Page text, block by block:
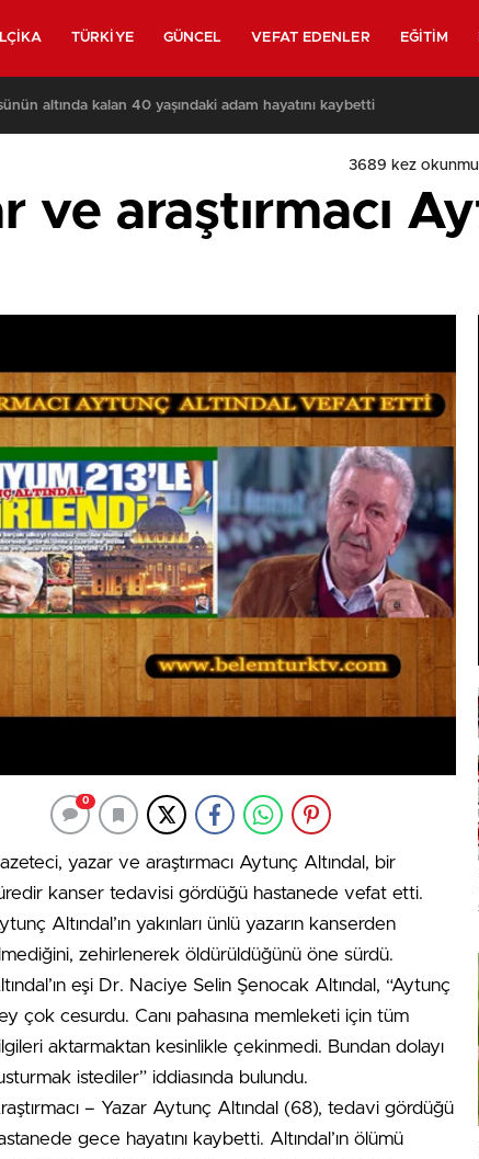
TÜRKIYE GÜNCEL VEFAT EDENLER EĞITIM
AB’nin genişlemesini istiyor
3689 kez
ve araştırmacı
0
yazar ve araştırmacı Aytunç Altındal, bir
kanser tedavisi gördüğü hastanede vefat etti.
Altındal’ın yakınları ünlü yazarın kanserden
zehirlenerek öldürüldüğünü öne sürdü.
eşi Dr. Naciye Selin Şenocak Altındal, “Aytunç
çok cesurdu. Canı pahasına memleketi için tüm
aktarmaktan kesinlikle çekinmedi. Bundan dolayı
istediler” iddiasında bulundu.
– Yazar Aytunç Altındal (68), tedavi gördüğü
gece hayatını kaybetti. Altındal’ın ölümü